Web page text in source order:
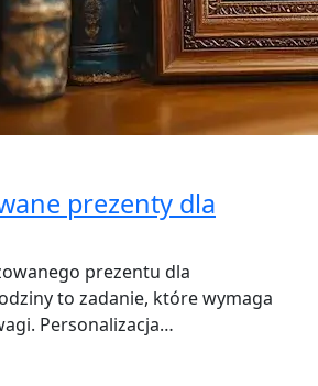
prezenty dla
prezentu dla
to zadanie, które wymaga
Personalizacja…